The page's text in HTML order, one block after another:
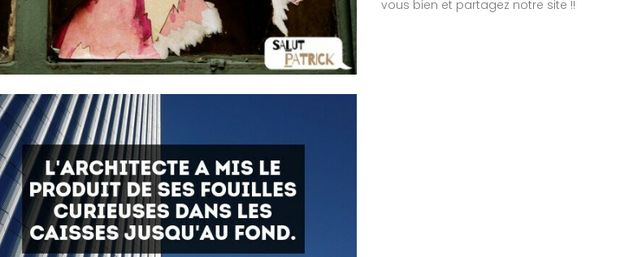
vous bien et partagez notre site !!